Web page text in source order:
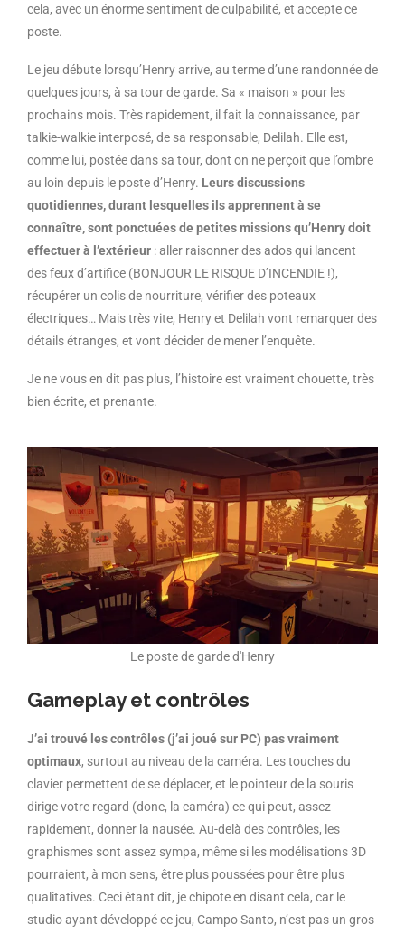
cela, avec un énorme sentiment de culpabilité, et accepte ce
poste.
Le jeu débute lorsqu’Henry arrive, au terme d’une randonnée de
quelques jours, à sa tour de garde. Sa « maison » pour les
prochains mois. Très rapidement, il fait la connaissance, par
talkie-walkie interposé, de sa responsable, Delilah. Elle est,
comme lui, postée dans sa tour, dont on ne perçoit que l’ombre
au loin depuis le poste d’Henry. Leurs discussions
quotidiennes, durant lesquelles ils apprennent à se
connaître, sont ponctuées de petites missions qu’Henry doit
effectuer à l’extérieur : aller raisonner des ados qui lancent
des feux d’artifice (BONJOUR LE RISQUE D’INCENDIE !),
récupérer un colis de nourriture, vérifier des poteaux
électriques… Mais très vite, Henry et Delilah vont remarquer des
détails étranges, et vont décider de mener l’enquête.
Je ne vous en dit pas plus, l’histoire est vraiment chouette, très
bien écrite, et prenante.
Le poste de garde d'Henry
Gameplay et contrôles
J’ai trouvé les contrôles (j’ai joué sur PC) pas vraiment
optimaux, surtout au niveau de la caméra. Les touches du
clavier permettent de se déplacer, et le pointeur de la souris
dirige votre regard (donc, la caméra) ce qui peut, assez
rapidement, donner la nausée. Au-delà des contrôles, les
graphismes sont assez sympa, même si les modélisations 3D
pourraient, à mon sens, être plus poussées pour être plus
qualitatives. Ceci étant dit, je chipote en disant cela, car le
studio ayant développé ce jeu, Campo Santo, n’est pas un gros